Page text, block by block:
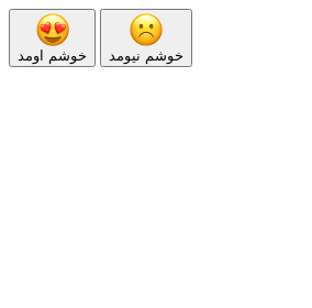
خوشم اومد خوشم نیومد